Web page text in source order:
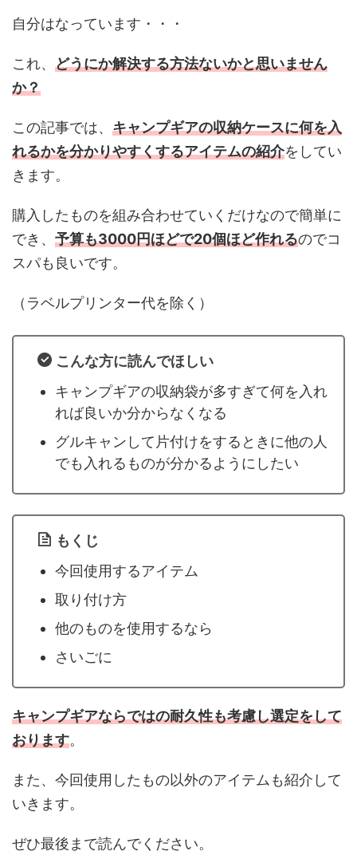
自分はなっています・・・
これ、 どうにか解決する方法ないかと思いません
か？
この記事では、 キャンプギアの収納ケースに何を入
れるかを分かりやすくするアイテムの紹介をしてい
きます。
購入したものを組み合わせていくだけなので簡単に
でき、 予算も3000円ほどで20個ほど作れるのでコ
スパも良いです。
（ラベルプリンター代を除く）
こんな方に読んでほしい
キャンプギアの収納袋が多すぎて何を入れ
れば良いか分からなくなる
グルキャンして片付けをするときに他の人
でも入れるものが分かるようにしたい
もくじ
今回使用するアイテム
取り付け方
他のものを使用するなら
さいごに
キャンプギアならではの耐久性も考慮し選定をして
おります。
また、今回使用したもの以外のアイテムも紹介して
いきます。
ぜひ最後まで読んでください。